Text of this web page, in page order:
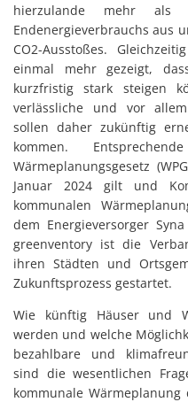
hierzulande mehr als
Endenergieverbrauchs aus
CO2-Ausstoßes.
einmal mehr gezeigt,
kurzfristig stark steigen
verlässliche und vor
sollen daher zukünftig
kommen.
Wärmeplanungsgesetz
Januar 2024 gilt und
kommunalen
dem Energieversorger
greenventory ist die
ihren Städten und
Zukunftsprozess gestartet.
Wie künftig Häuser und
werden und welche
bezahlbare und
sind die wesentlichen
kommunale